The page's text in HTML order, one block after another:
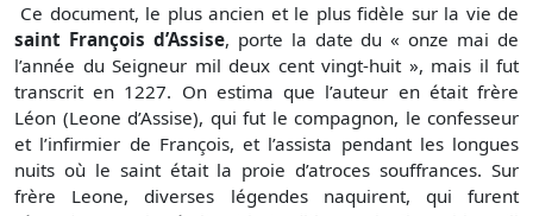
Ce document, le plus ancien et le plus fidèle sur la vie de
saint François d’Assise, porte la date du « onze mai de
l’année du Seigneur mil deux cent vingt-huit », mais il fut
transcrit en 1227. On estima que l’auteur en était frère
Léon (Leone d’Assise), qui fut le compagnon, le confesseur
et l’infirmier de François, et l’assista pendant les longues
nuits où le saint était la proie d’atroces souffrances. Sur
frère Leone, diverses légendes naquirent, qui furent